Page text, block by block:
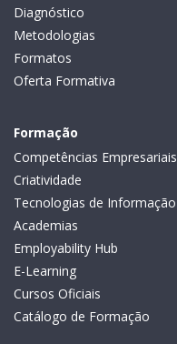
Diagnóstico
Metodologias
Formatos
Oferta Formativa
Formação
Competências Empresariais
Criatividade
Tecnologias de Informação
Academias
Employability Hub
E-Learning
Cursos Oficiais
Catálogo de Formação